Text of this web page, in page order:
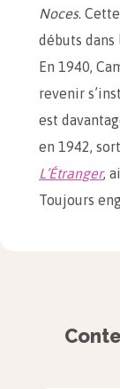
Noces.
débuts
En 1940,
revenir
est
en 1942,
L’Étranger,
Toujours
à 1945